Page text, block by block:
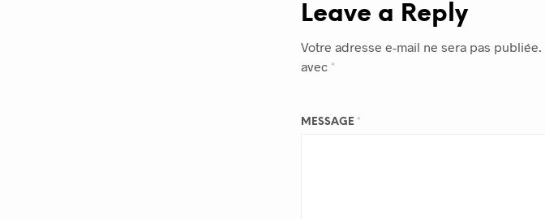
Leave a Reply
Votre adresse e-mail ne sera pas publiée.
avec *
MESSAGE *